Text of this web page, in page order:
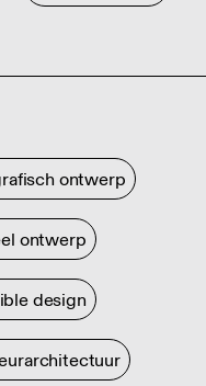
ontwerp
ontwerp
design